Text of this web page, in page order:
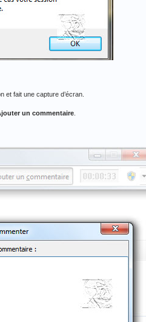
et fait une capture d’écran.
un commentaire